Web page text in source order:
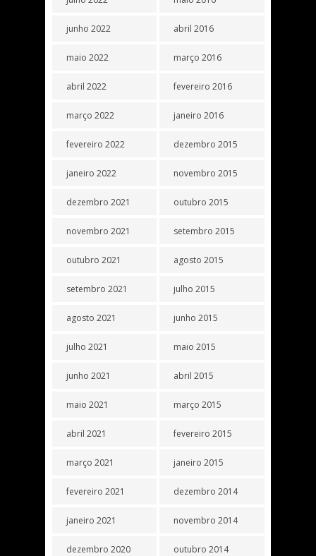
junho 2022
maio 2022
abril 2022
março 2022
fevereiro 2022
janeiro 2022
dezembro 2021
novembro 2021
outubro 2021
setembro 2021
agosto 2021
julho 2021
junho 2021
maio 2021
abril 2021
março 2021
fevereiro 2021
janeiro 2021
dezembro 2020
abril 2016
março 2016
fevereiro 2016
janeiro 2016
dezembro 2015
novembro 2015
outubro 2015
setembro 2015
agosto 2015
julho 2015
junho 2015
maio 2015
abril 2015
março 2015
fevereiro 2015
janeiro 2015
dezembro 2014
novembro 2014
outubro 2014